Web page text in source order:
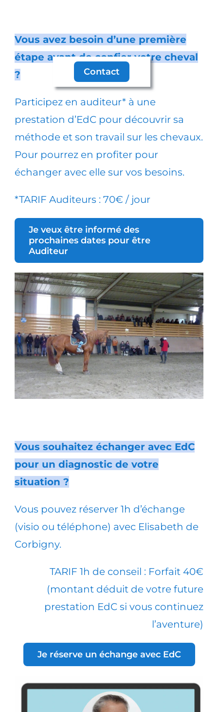
Vous avez besoin d’une première
étape avant de confier votre cheval
?
Participez en auditeur* à une
prestation d’EdC pour découvrir sa
méthode et son travail sur les chevaux.
Pour pourrez en profiter pour
échanger avec elle sur vos besoins.
*TARIF Auditeurs : 70€ / jour
Je veux être informé des
prochaines dates pour être
Auditeur
Vous souhaitez échanger avec EdC
pour un diagnostic de votre
situation ?
Vous pouvez réserver 1h d’échange
(visio ou téléphone) avec Elisabeth de
Corbigny.
TARIF 1h de conseil : Forfait 40€
(montant déduit de votre future
prestation EdC si vous continuez
l’aventure)
Je réserve un échange avec EdC
Contact